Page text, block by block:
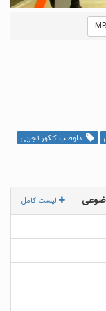
داوطلب کنکور تجربی
لیست کامل